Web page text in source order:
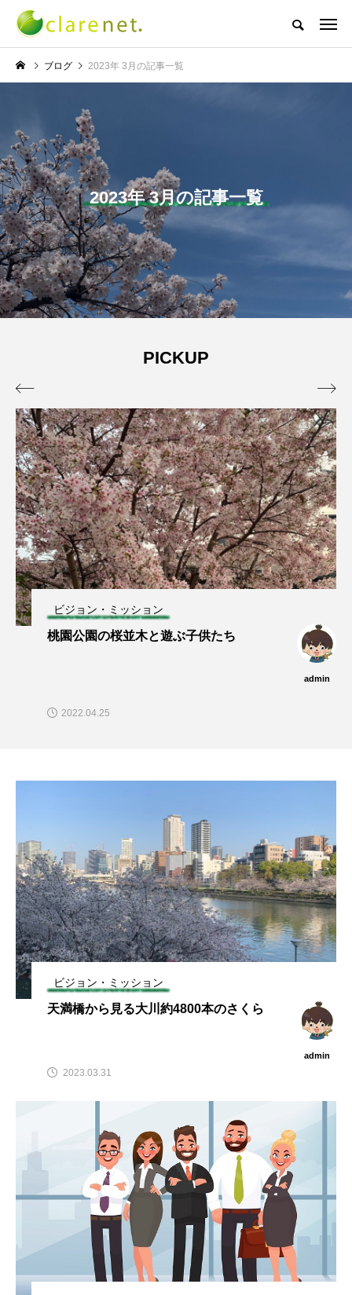
株式会社クレアネットの代表取締役ブログ
NEW POST
TECH BLOG
エレベーター広告とか
admin
W杯の優勝を目指す日
ブログ 2023年 3月の記事一覧
2023年 3月の記事一覧
PICKUP
ビジョン・ミッション
桃園公園の桜並木と遊ぶ子供たち
admin
2022.04.25
 
ビジョン・ミッション
天満橋から見る大川約4800本のさくら
admin
2023.03.31